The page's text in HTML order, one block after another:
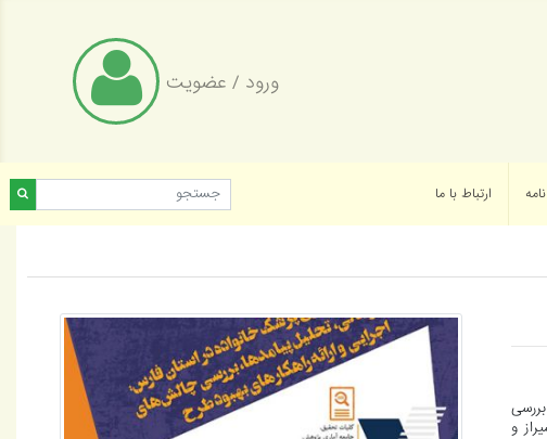
ورود / عضویت
ارتباط با ما
و